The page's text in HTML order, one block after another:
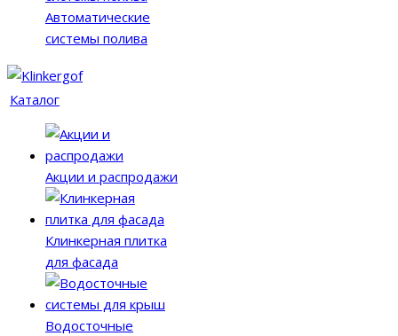
Автоматические
системы полива
Каталог
Акции и распродажи
Клинкерная плитка
для фасада
Водосточные